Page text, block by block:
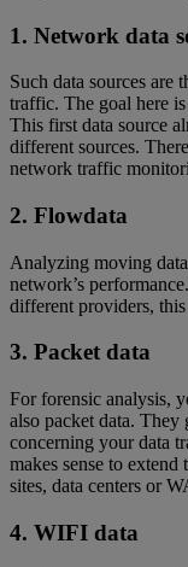
1. Network data
Such data sources
traffic. The goal here
This first data source
different sources.
network traffic
2. Flowdata
Analyzing moving
network’s
different providers,
3. Packet data
For forensic analysis,
also packet data.
concerning your data
makes sense to
sites, data centers or
4. WIFI data